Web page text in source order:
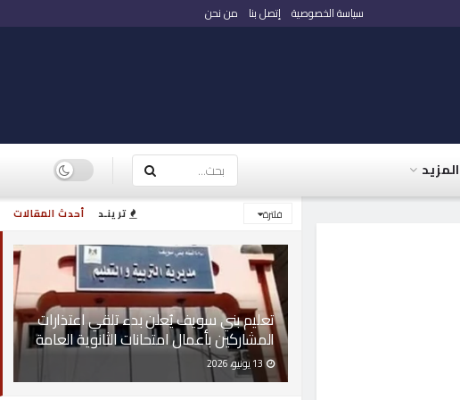
أحدث المقالات ترينـد فلترة
تعليم بني سويف يُعلن بدء تلقي اعتذارات
المشاركين بأعمال امتحانات الثانوية العامة
13 يونيو، 2026
سياسة الخصوصية إتصل بنا من نحن
المزيد